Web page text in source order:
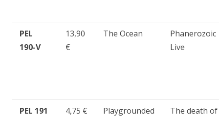
PEL
190-V
13,90
€
The Ocean
Phanerozoic
Live
PEL 191 4,75 € Playgrounded
The death of